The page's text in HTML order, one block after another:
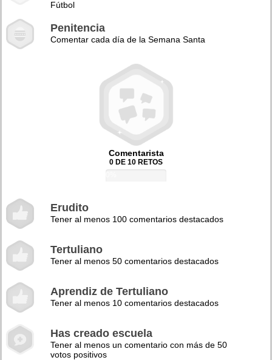
Fútbol
Penitencia
Comentar cada día de la Semana Santa
Comentarista
0 DE 10 RETOS
Erudito
Tener al menos 100 comentarios destacados
Tertuliano
Tener al menos 50 comentarios destacados
Aprendiz de Tertuliano
Tener al menos 10 comentarios destacados
Has creado escuela
Tener al menos un comentario con más de 50
votos positivos